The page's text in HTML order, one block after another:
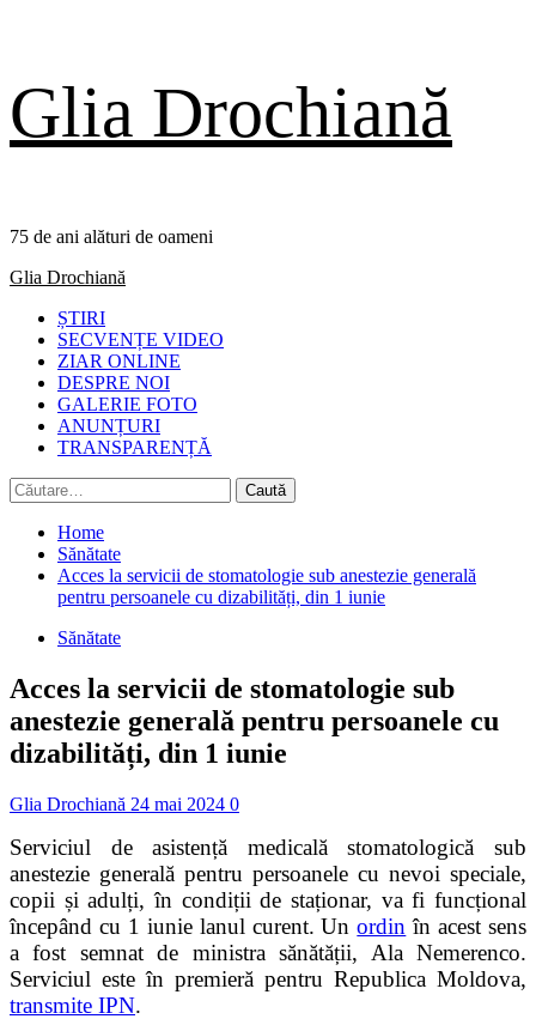
to
content
Glia Drochiană
75 de ani alături de oameni
Primary
Glia Drochiană
ȘTIRI
SECVENȚE VIDEO
ZIAR ONLINE
DESPRE NOI
GALERIE FOTO
ANUNȚURI
TRANSPARENȚĂ
Caută
după:
Home
Sănătate
Acces la servicii de stomatologie sub anestezie generală
pentru persoanele cu dizabilități, din 1 iunie
Sănătate
Acces la servicii de stomatologie sub
anestezie generală pentru persoanele cu
dizabilități, din 1 iunie
Glia Drochiană 24 mai 2024 0
Serviciul de asistență medicală stomatologică sub
anestezie generală pentru persoanele cu nevoi speciale,
copii și adulți, în condiții de staționar, va fi funcțional
începând cu 1 iunie lanul curent. Unordin în acest sens
a fost semnat de ministra sănătății, Ala Nemerenco.
Serviciul este în premieră pentru Republica Moldova,
transmite IPN.